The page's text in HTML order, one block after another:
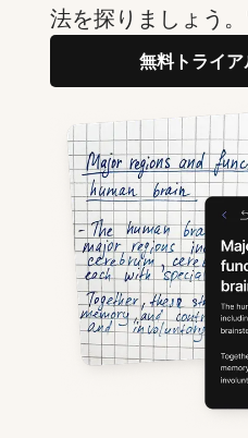
法を探りましょう
無料トライ